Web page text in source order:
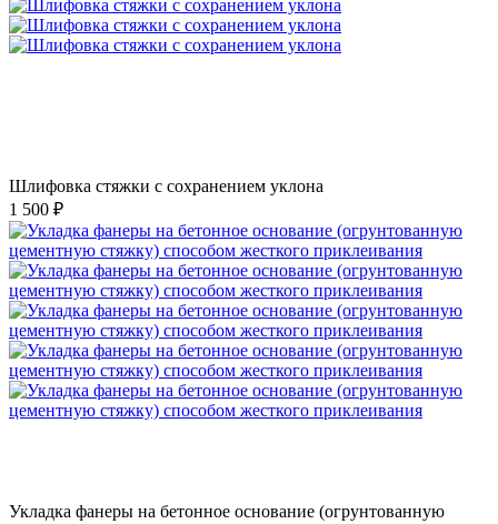
Шлифовка стяжки с сохранением уклона
1 500 ₽
Укладка фанеры на бетонное основание (огрунтованную